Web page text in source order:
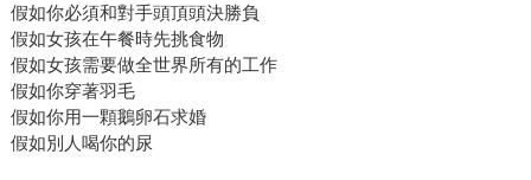
假如你必須和對手頭頂頭決勝負
假如女孩在午餐時先挑食物
假如女孩需要做全世界所有的工作
假如你穿著羽毛
假如你用一顆鵝卵石求婚
假如別人喝你的尿